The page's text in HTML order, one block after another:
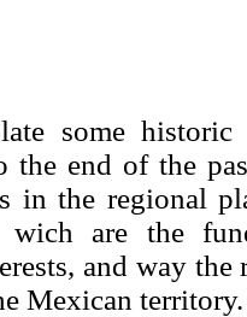
some
the end of the
in the regional
wich are the
and way
Mexican territory.